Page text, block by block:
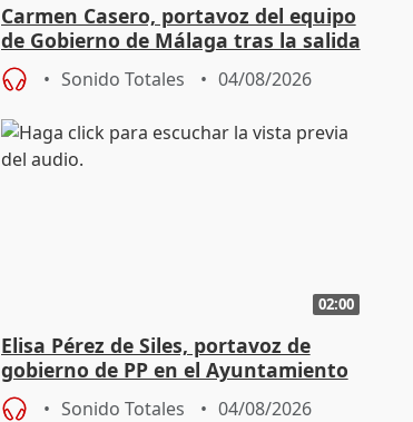
Carmen Casero, portavoz del equipo
de Gobierno de Málaga tras la salida
de Pérez de Siles
Sonido Totales 04/08/2026
02:00
Elisa Pérez de Siles, portavoz de
gobierno de PP en el Ayuntamiento
de Málaga, deja la política
Sonido Totales 04/08/2026